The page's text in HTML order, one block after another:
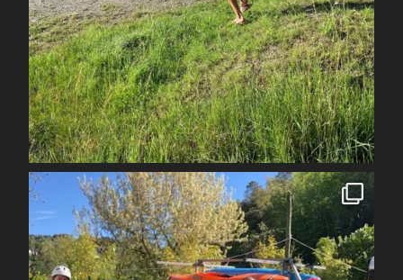
Juil 7
spcoccanoekayakduloup